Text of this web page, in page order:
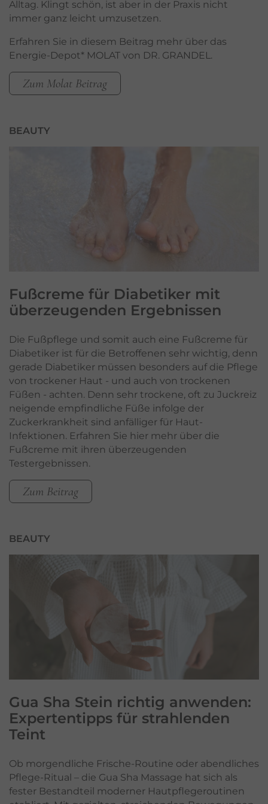
Alltag. Klingt schön, ist aber in der Praxis nicht
immer ganz leicht umzusetzen.
Erfahren Sie in diesem Beitrag mehr über das
Energie-Depot* MOLAT von DR. GRANDEL.
Zum Molat Beitrag
BEAUTY
Fußcreme für Diabetiker mit
überzeugenden Ergebnissen
Die Fußpflege und somit auch eine Fußcreme für
Diabetiker ist für die Betroffenen sehr wichtig, denn
gerade Diabetiker müssen besonders auf die Pflege
von trockener Haut - und auch von trockenen
Füßen - achten. Denn sehr trockene, oft zu Juckreiz
neigende empfindliche Füße infolge der
Zuckerkrankheit sind anfälliger für Haut-
Infektionen. Erfahren Sie hier mehr über die
Fußcreme mit ihren überzeugenden
Testergebnissen.
Zum Beitrag
BEAUTY
Gua Sha Stein richtig anwenden:
Expertentipps für strahlenden
Teint
Ob morgendliche Frische-Routine oder abendliches
Pflege-Ritual – die Gua Sha Massage hat sich als
fester Bestandteil moderner Hautpflegeroutinen